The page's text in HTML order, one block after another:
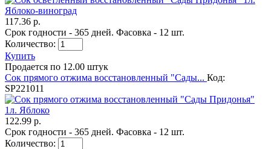
117.36 р.
Срок годности - 365 дней. Фасовка - 12 шт.
Количество:
Купить
Продается по 12.00 штук
Сок прямого отжима восстановленный "Сады... Код:
SP221011
122.99 р.
Срок годности - 365 дней. Фасовка - 12 шт.
Количество: